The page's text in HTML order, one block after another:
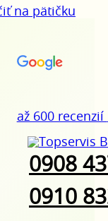
na pätičku
až 600 recenzií
0908
0910